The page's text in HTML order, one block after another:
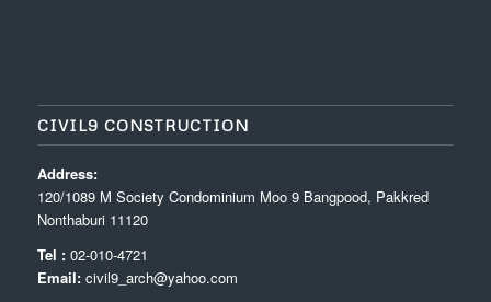
CIVIL9 CONSTRUCTION
Address:
120/1089 M Society Condominium Moo 9 Bangpood, Pakkred
Nonthaburi 11120
Tel :02-010-4721
Email: civil9_arch@yahoo.com